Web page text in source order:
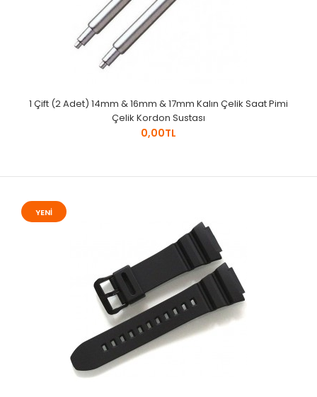
1 Çift (2 Adet) 14mm & 16mm & 17mm Kalın Çelik Saat Pimi
Çelik Kordon Sustası
0,00TL
YENİ